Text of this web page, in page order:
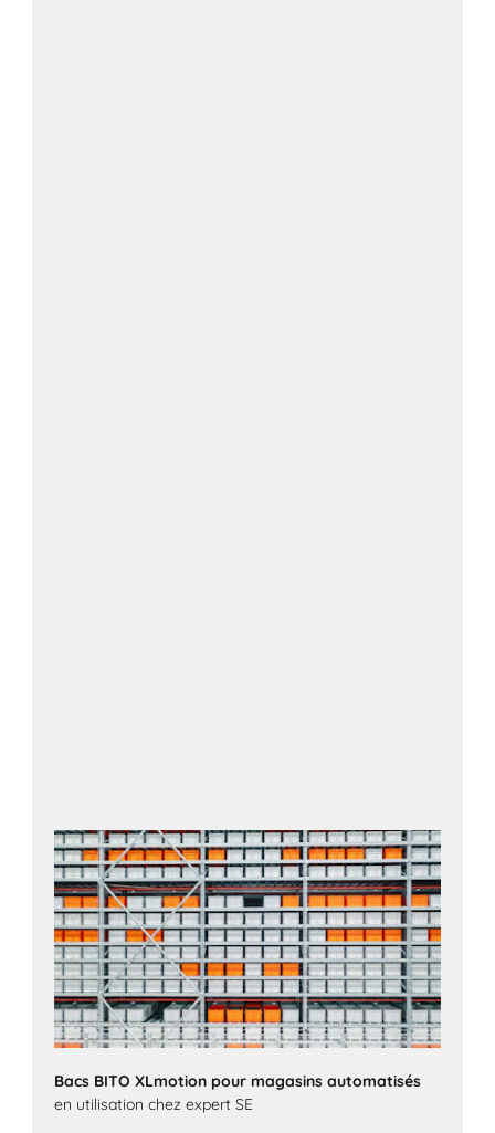
Bacs BITO XLmotion pour magasins automatisés
en utilisation chez expert SE